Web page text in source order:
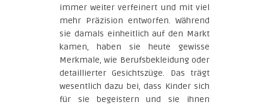
immer weiter verfeinert und mit viel
mehr Präzision entworfen. Während
sie damals einheitlich auf den Markt
kamen, haben sie heute gewisse
Merkmale, wie Berufsbekleidung oder
detaillierter Gesichtszüge. Das trägt
wesentlich dazu bei, dass Kinder sich
für sie begeistern und sie ihnen